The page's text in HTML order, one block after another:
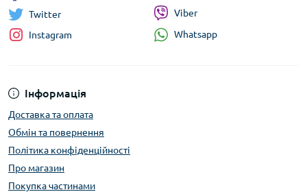
Інформація
Доставка та оплата
Обмін та повернення
Політика конфіденційності
Про магазин
Покупка частинами
Twitter
Instagram
Viber
Whatsapp